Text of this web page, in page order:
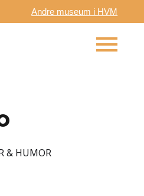
Andre museum i HVM
& HUMOR